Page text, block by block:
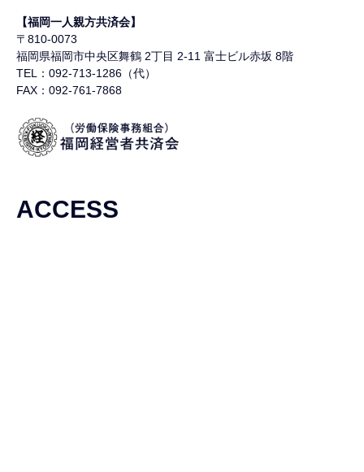
【福岡一人親方共済会】
〒810-0073
福岡県福岡市中央区舞鶴 2丁目 2-11 富士ビル赤坂 8階
TEL：092-713-1286（代）
FAX：092-761-7868
ACCESS